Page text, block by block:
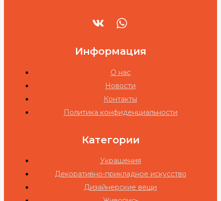
Информация
О нас
Новости
Контакты
Политика конфиденциальности
Категории
Украшения
Декоративно-прикладное искусство
Дизайнерские вещи